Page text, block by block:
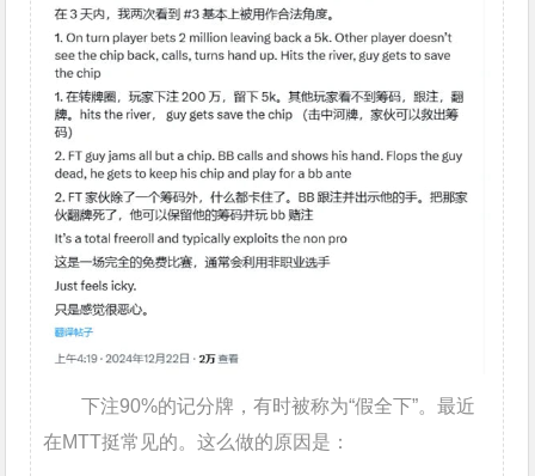
下注90%的记分牌，有时被称为“假全下”。最近
在MTT挺常见的。这么做的原因是：